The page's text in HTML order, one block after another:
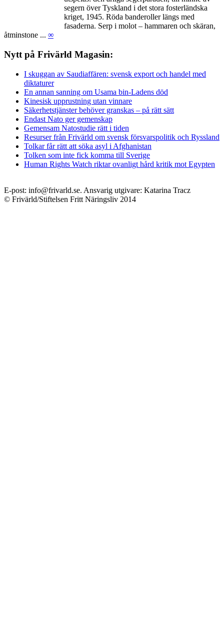
segern över Tyskland i det stora fosterländska
kriget, 1945. Röda banderoller längs med
fasaderna. Serp i molot – hammaren och skäran,
åtminstone ... ∞
Nytt på Frivärld Magasin:
I skuggan av Saudiaffären: svensk export och handel med
diktaturer
En annan sanning om Usama bin-Ladens död
Kinesisk upprustning utan vinnare
Säkerhetstjänster behöver granskas – på rätt sätt
Endast Nato ger gemenskap
Gemensam Natostudie rätt i tiden
Resurser från Frivärld om svensk försvarspolitik och Ryssland
Tolkar får rätt att söka asyl i Afghanistan
Tolken som inte fick komma till Sverige
Human Rights Watch riktar ovanligt hård kritik mot Egypten
E-post: info@frivarld.se. Ansvarig utgivare: Katarina Tracz
© Frivärld/Stiftelsen Fritt Näringsliv 2014